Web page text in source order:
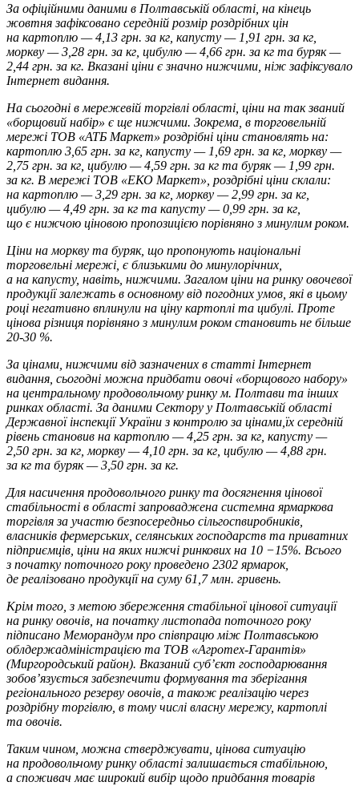
За офіційними даними в Полтавській області, на кінець
жовтня зафіксовано середній розмір роздрібних цін
на картоплю — 4,13 грн. за кг, капусту — 1,91 грн. за кг,
моркву — 3,28 грн. за кг, цибулю — 4,66 грн. за кг та буряк —
2,44 грн. за кг. Вказані ціни є значно нижчими, ніж зафіксувало
Інтернет видання.
На сьогодні в мережевій торгівлі області, ціни на так званий
«борщовий набір» є ще нижчими. Зокрема, в торговельній
мережі ТОВ «АТБ Маркет» роздрібні ціни становлять на:
картоплю 3,65 грн. за кг, капусту — 1,69 грн. за кг, моркву —
2,75 грн. за кг, цибулю — 4,59 грн. за кг та буряк — 1,99 грн.
за кг. В мережі ТОВ «ЕКО Маркет», роздрібні ціни склали:
на картоплю — 3,29 грн. за кг, моркву — 2,99 грн. за кг,
цибулю — 4,49 грн. за кг та капусту — 0,99 грн. за кг,
що є нижчою ціновою пропозицією порівняно з минулим роком.
Ціни на моркву та буряк, що пропонують національні
торговельні мережі, є близькими до минулорічних,
а на капусту, навіть, нижчими. Загалом ціни на ринку овочевої
продукції залежать в основному від погодних умов, які в цьому
році негативно вплинули на ціну картоплі та цибулі. Проте
цінова різниця порівняно з минулим роком становить не більше
20-30 %.
За цінами, нижчими від зазначених в статті Інтернет
видання, сьогодні можна придбати овочі «борщового набору»
на центральному продовольчому ринку м. Полтави та інших
ринках області. За даними Сектору у Полтавській області
Державної інспекції України з контролю за цінами,їх середній
рівень становив на картоплю — 4,25 грн. за кг, капусту —
2,50 грн. за кг, моркву — 4,10 грн. за кг, цибулю — 4,88 грн.
за кг та буряк — 3,50 грн. за кг.
Для насичення продовольчого ринку та досягнення цінової
стабільності в області запроваджена системна ярмаркова
торгівля за участю безпосередньо сільгоспвиробників,
власників фермерських, селянських господарств та приватних
підприємців, ціни на яких нижчі ринкових на 10 −15%. Всього
з початку поточного року проведено 2302 ярмарок,
де реалізовано продукції на суму 61,7 млн. гривень.
Крім того, з метою збереження стабільної цінової ситуації
на ринку овочів, на початку листопада поточного року
підписано Меморандум про співпрацю між Полтавською
облдержадміністрацією та ТОВ «Агротех-Гарантія»
(Миргородський район). Вказаний суб’єкт господарювання
зобов’язується забезпечити формування та зберігання
регіонального резерву овочів, а також реалізацію через
роздрібну торгівлю, в тому числі власну мережу, картоплі
та овочів.
Таким чином, можна стверджувати, цінова ситуацію
на продовольчому ринку області залишається стабільною,
а споживач має широкий вибір щодо придбання товарів